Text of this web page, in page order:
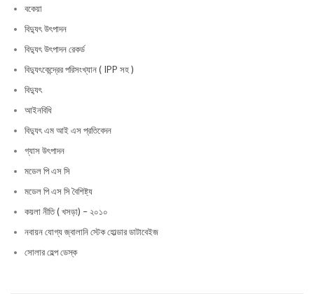
বকেয়া
বিদ্যুৎ উৎপাদন
বিদ্যুৎ উৎপাদন রেকর্ড
বিদ্যুৎকেন্দ্রের পরিসংখ্যান ( IPP সহ )
বিদ্যুৎ
আইনবিধি
বিদ্যুৎ এম আই এস প্রতিবেদন
গ্যাস উৎপাদন
মডেল পি এস সি
মডেল পি এস সি বৈশিষ্ট্য
কয়লা নীতি ( খসড়া) – ২০১০
নবায়ন যোগ্য জ্বালানি স্টেক হোল্ডার ডাটাবেইজ
সোলার হেল্প ডেস্ক